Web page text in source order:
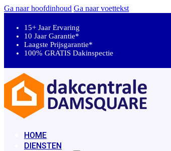
Ga naar hoofdinhoud Ga naar voettekst
15+ Jaar Ervaring
10 Jaar Garantie*
Laagste Prijsgarantie*
100% GRATIS Dakinspectie
HOME
DIENSTEN